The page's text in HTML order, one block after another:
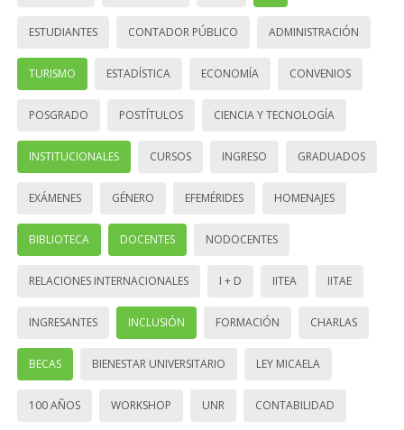
ESTUDIANTES CONTADOR PÚBLICO ADMINISTRACIÓN
TURISMO ESTADÍSTICA ECONOMÍA CONVENIOS
POSGRADO POSTÍTULOS CIENCIA Y TECNOLOGÍA
INSTITUCIONALES CURSOS INGRESO GRADUADOS
EXÁMENES GÉNERO EFEMÉRIDES HOMENAJES
BIBLIOTECA DOCENTES NODOCENTES
RELACIONES INTERNACIONALES I + D IITEA IITAE
INGRESANTES INCLUSIÓN FORMACIÓN CHARLAS
BECAS BIENESTAR UNIVERSITARIO LEY MICAELA
100 AÑOS WORKSHOP UNR CONTABILIDAD